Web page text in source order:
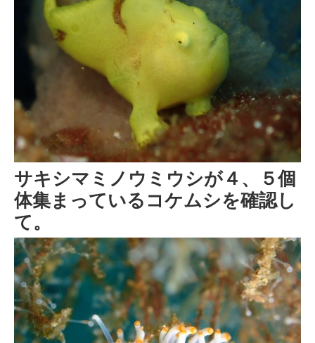
サキシマミノウミウシが４、５個
体集まっているコケムシを確認し
て。